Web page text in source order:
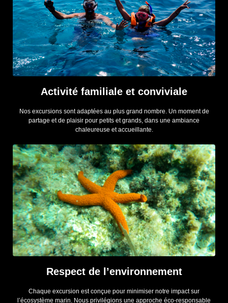
Activité familiale et conviviale
Nos excursions sont adaptées au plus grand nombre. Un moment de
partage et de plaisir pour petits et grands, dans une ambiance
chaleureuse et accueillante.
Respect de l’environnement
Chaque excursion est conçue pour minimiser notre impact sur
l’écosystème marin. Nous privilégions une approche éco-responsable